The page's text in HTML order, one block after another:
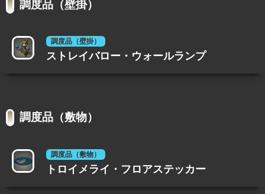
調度品（壁掛）
調度品（壁掛）
ストレイバロー・ウォールランプ
調度品（敷物）
調度品（敷物）
トロイメライ・フロアステッカー